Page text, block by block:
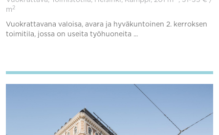
m 2
Vuokrattavana valoisa, avara ja hyväkuntoinen 2. kerroksen
toimitila, jossa on useita työhuoneita ...